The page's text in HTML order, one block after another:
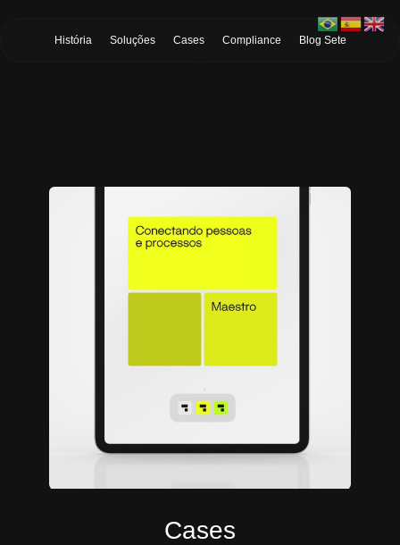
História Soluções Cases Compliance Blog Sete
Cases